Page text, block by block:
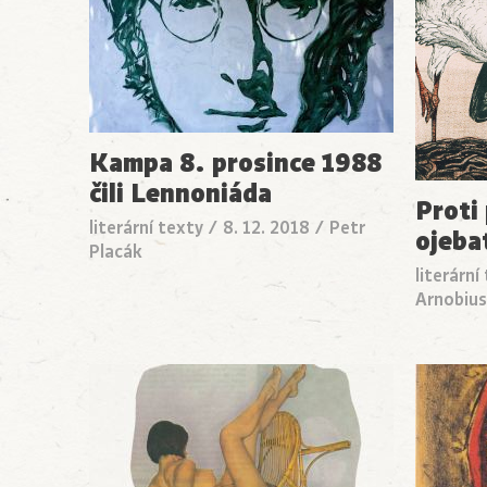
Kampa 8. prosince 1988
čili Lennoniáda
literární texty / 8. 12. 2018 / Petr
Placák
Proti
literární